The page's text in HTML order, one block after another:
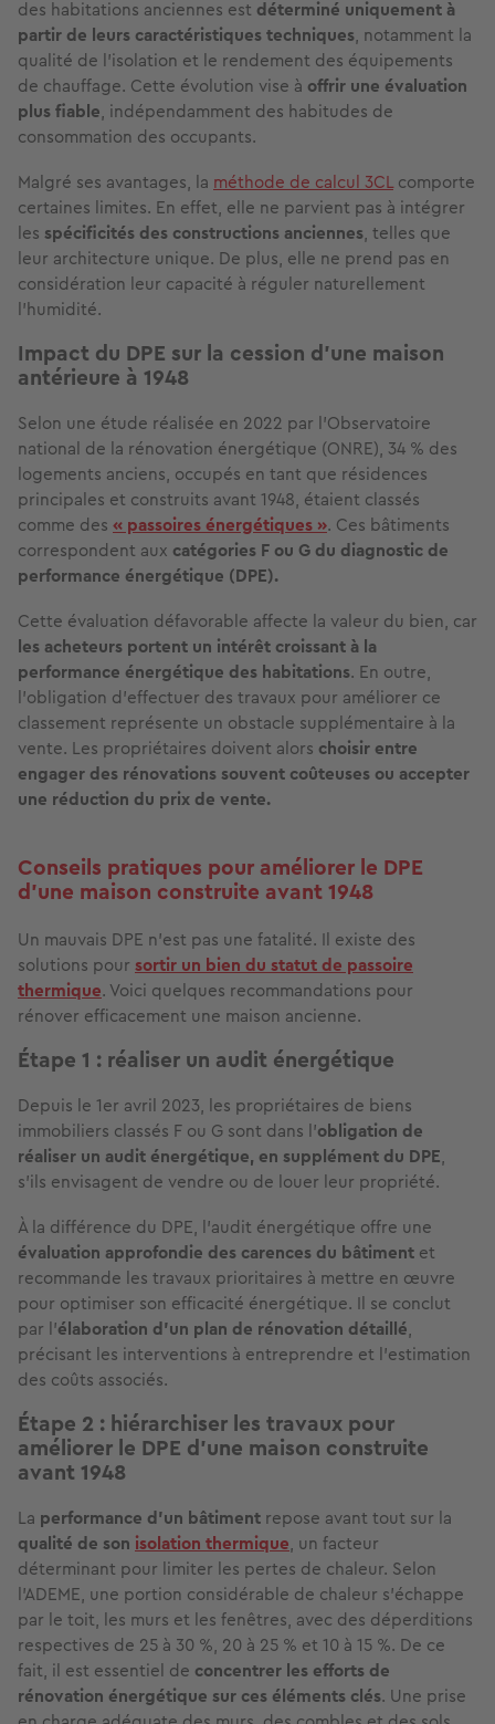
des habitations anciennes est déterminé uniquement à
partir de leurs caractéristiques techniques, notamment la
qualité de l’isolation et le rendement des équipements
de chauffage. Cette évolution vise à offrir une évaluation
plus fiable, indépendamment des habitudes de
consommation des occupants.
Malgré ses avantages, la méthode de calcul 3CLcomporte
certaines limites. En effet, elle ne parvient pas à intégrer
les spécificités des constructions anciennes, telles que
leur architecture unique. De plus, elle ne prend pas en
considération leur capacité à réguler naturellement
l’humidité.
Impact du DPE sur la cession d’une maison
antérieure à 1948
Selon une étude réalisée en 2022 par l’Observatoire
national de la rénovation énergétique (ONRE), 34 % des
logements anciens, occupés en tant que résidences
principales et construits avant 1948, étaient classés
comme des « passoires énergétiques ». Ces bâtiments
correspondent aux catégories F ou G du diagnostic de
performance énergétique (DPE).
Cette évaluation défavorable affecte la valeur du bien, car
les acheteurs portent un intérêt croissant à la
performance énergétique des habitations. En outre,
l’obligation d'effectuer des travaux pour améliorer ce
classement représente un obstacle supplémentaire à la
vente. Les propriétaires doivent alors choisir entre
engager des rénovations souvent coûteuses ou accepter
une réduction du prix de vente.
Conseils pratiques pour améliorer le DPE
d’une maison construite avant 1948
Un mauvais DPE n’est pas une fatalité. Il existe des
solutions pour sortir un bien du statut de passoire
thermique. Voici quelques recommandations pour
rénover efficacement une maison ancienne.
Étape 1 : réaliser un audit énergétique
Depuis le 1er avril 2023, les propriétaires de biens
immobiliers classés F ou G sont dans l'obligation de
réaliser un audit énergétique, en supplément du DPE,
s'ils envisagent de vendre ou de louer leur propriété.
À la différence du DPE, l'audit énergétique offre une
évaluation approfondie des carences du bâtiment et
recommande les travaux prioritaires à mettre en œuvre
pour optimiser son efficacité énergétique. Il se conclut
par l'élaboration d'un plan de rénovation détaillé,
précisant les interventions à entreprendre et l'estimation
des coûts associés.
Étape 2 : hiérarchiser les travaux pour
améliorer le DPE d’une maison construite
avant 1948
La performance d’un bâtiment repose avant tout sur la
qualité de son isolation thermique, un facteur
déterminant pour limiter les pertes de chaleur. Selon
l'ADEME, une portion considérable de chaleur s’échappe
par le toit, les murs et les fenêtres, avec des déperditions
respectives de 25 à 30 %, 20 à 25 % et 10 à 15 %. De ce
fait, il est essentiel de concentrer les efforts de
rénovation énergétique sur ces éléments clés. Une prise